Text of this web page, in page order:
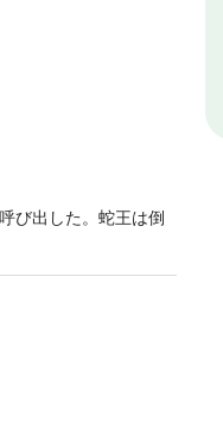
び出した。蛇王は倒